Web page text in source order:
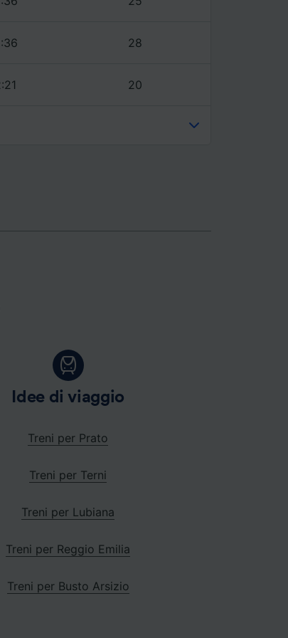
28
20
Idee di viaggio
Treni per Prato
Treni per Terni
Treni per Lubiana
Treni per Reggio Emilia
Treni per Busto Arsizio